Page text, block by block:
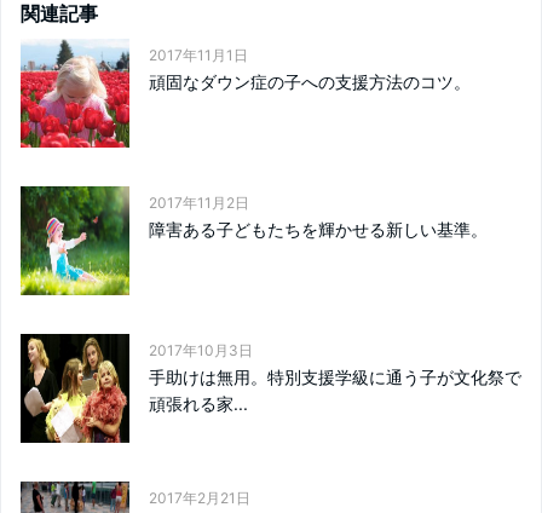
関連記事
2017年11月1日
頑固なダウン症の子への支援方法のコツ。
2017年11月2日
障害ある子どもたちを輝かせる新しい基準。
2017年10月3日
手助けは無用。特別支援学級に通う子が文化祭で
頑張れる家...
2017年2月21日